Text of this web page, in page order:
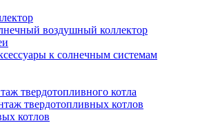
воздушный коллектор
к солнечным системам
твердотопливного котла
твердотопливных котлов
котлов